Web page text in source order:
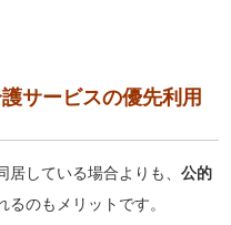
サービスの優先利用
居している場合よりも、公的
るのもメリットです。